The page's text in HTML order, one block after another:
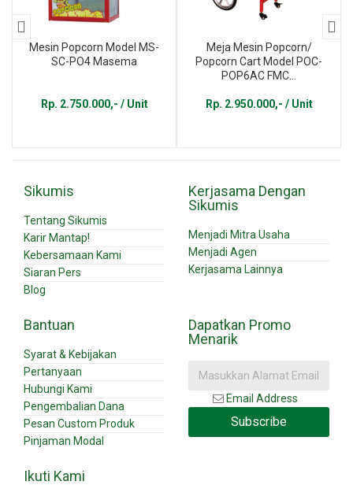
Mesin Popcorn Model MS-
SC-PO4 Masema
Rp. 2.750.000,- / Unit
Meja Mesin Popcorn/
Popcorn Cart Model POC-
POP6AC FMC...
Rp. 2.950.000,- / Unit
Sikumis
Tentang Sikumis
Karir Mantap!
Kebersamaan Kami
Siaran Pers
Blog
Kerjasama Dengan
Sikumis
Menjadi Mitra Usaha
Menjadi Agen
Kerjasama Lainnya
Bantuan
Syarat & Kebijakan
Pertanyaan
Hubungi Kami
Pengembalian Dana
Pesan Custom Produk
Pinjaman Modal
Dapatkan Promo
Menarik
Email Address
Subscribe
Ikuti Kami